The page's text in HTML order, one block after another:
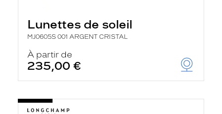
Lunettes de soleil
MJ0605S 001 ARGENT CRISTAL
À partir de
235,00 €